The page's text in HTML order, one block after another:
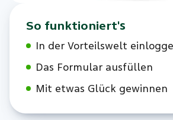
So funktioniert's
In der Vorteilswelt
Das Formular ausfüllen
Mit etwas Glück gewinnen